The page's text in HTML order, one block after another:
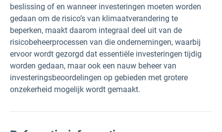
beslissing of en wanneer investeringen moeten worden
gedaan om de risico’s van klimaatverandering te
beperken, maakt daarom integraal deel uit van de
risicobeheerprocessen van die ondernemingen, waarbij
ervoor wordt gezorgd dat essentiële investeringen tijdig
worden gedaan, maar ook een nauw beheer van
investeringsbeoordelingen op gebieden met grotere
onzekerheid mogelijk wordt gemaakt.